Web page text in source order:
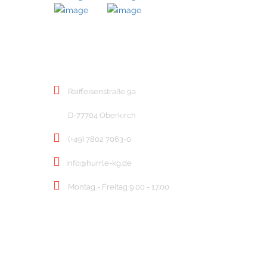
Raiffeisenstraße 9a
D-77704 Oberkirch
(+49) 7802 7063-0
info@hurrle-kg.de
Montag - Freitag 9.00 - 17.00